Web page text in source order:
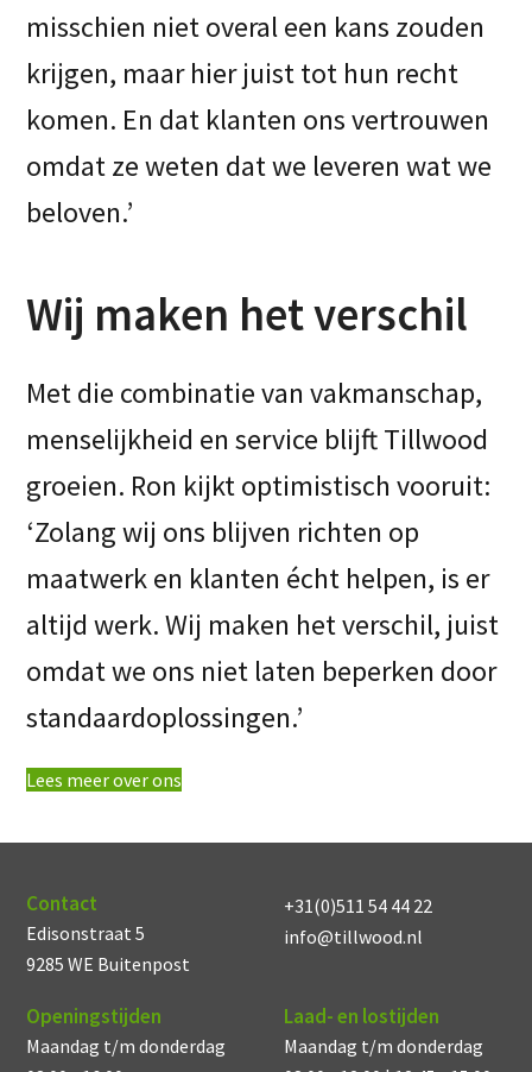
misschien niet overal een kans zouden
krijgen, maar hier juist tot hun recht
komen. En dat klanten ons vertrouwen
omdat ze weten dat we leveren wat we
beloven.’
Wij maken het verschil
Met die combinatie van vakmanschap,
menselijkheid en service blijft Tillwood
groeien. Ron kijkt optimistisch vooruit:
‘Zolang wij ons blijven richten op
maatwerk en klanten écht helpen, is er
altijd werk. Wij maken het verschil, juist
omdat we ons niet laten beperken door
standaardoplossingen.’
Lees meer over ons
Contact
Edisonstraat 5
9285 WE Buitenpost
+31(0)511 54 44 22
info@tillwood.nl
Openingstijden
Maandag t/m donderdag
Laad- en lostijden
Maandag t/m donderdag